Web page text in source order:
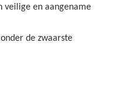
veilige en aangename
de zwaarste